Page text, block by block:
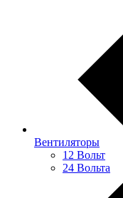
Вентиляторы
12 Вольт
24 Вольта